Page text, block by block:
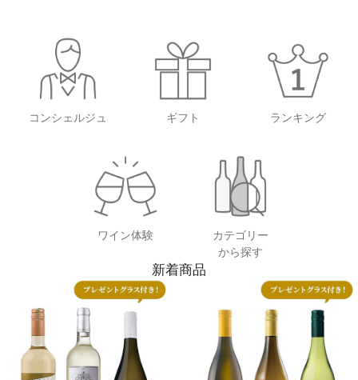
コンシェルジュ ギフト ランキング
ワイン体験
カテゴリー
から探す
新着商品